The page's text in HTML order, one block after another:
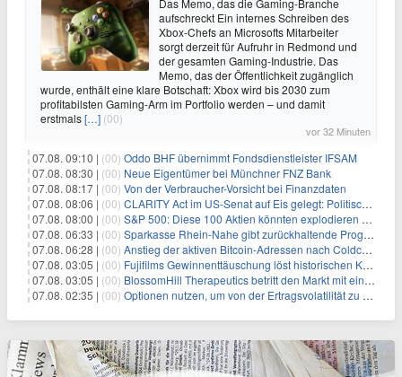
Das Memo, das die Gaming-Branche
aufschreckt Ein internes Schreiben des
Xbox-Chefs an Microsofts Mitarbeiter
sorgt derzeit für Aufruhr in Redmond und
der gesamten Gaming-Industrie. Das
Memo, das der Öffentlichkeit zugänglich
wurde, enthält eine klare Botschaft: Xbox wird bis 2030 zum
profitabilsten Gaming-Arm im Portfolio werden – und damit
erstmals[…] (00)
vor 32 Minuten
07.08. 09:10 | (00) Oddo BHF übernimmt Fondsdienstleister IFSAM
07.08. 08:30 | (00) Neue Eigentümer bei Münchner FNZ Bank
07.08. 08:17 | (00) Von der Verbraucher-Vorsicht bei Finanzdaten
07.08. 08:06 | (00) CLARITY Act im US-Senat auf Eis gelegt: Politische Differenzen verzögern Krypto-Gesetzgebung bis September
07.08. 08:00 | (00) S&P 500: Diese 100 Aktien könnten explodieren – So schützen Sie Ihr Depot jetzt
07.08. 06:33 | (00) Sparkasse Rhein-Nahe gibt zurückhaltende Prognose
07.08. 06:28 | (00) Anstieg der aktiven Bitcoin-Adressen nach Coldcard-Panik
07.08. 03:05 | (00) Fujifilms Gewinnenttäuschung löst historischen Kursrückgang aus
07.08. 03:05 | (00) BlossomHill Therapeutics betritt den Markt mit einem IPO-Boost von 150 Millionen Dollar
07.08. 02:35 | (00) Optionen nutzen, um von der Ertragsvolatilität zu profitieren